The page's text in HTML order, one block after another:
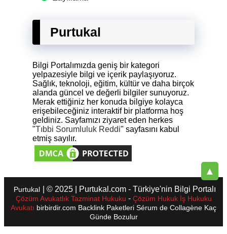
Purtukal
Bilgi Portalımızda geniş bir kategori
yelpazesiyle bilgi ve içerik paylaşıyoruz.
Sağlık, teknoloji, eğitim, kültür ve daha birçok
alanda güncel ve değerli bilgiler sunuyoruz.
Merak ettiğiniz her konuda bilgiye kolayca
erişebileceğiniz interaktif bir platforma hoş
geldiniz. Sayfamızı ziyaret eden herkes
"Tıbbi Sorumluluk Reddi" sayfasını kabul
etmiş sayılır.
▲
Purtukal | © 2025 | Purtukal.com - Türkiye'nin Bilgi Portalı
Çözüm Avukatlık Tazminat Hukuku - Çözüm Hukuk İş Hukuku
Avukatı birbirdir.com Backlink Paketleri Sérum de Collagène Kaç
Günde Bozulur